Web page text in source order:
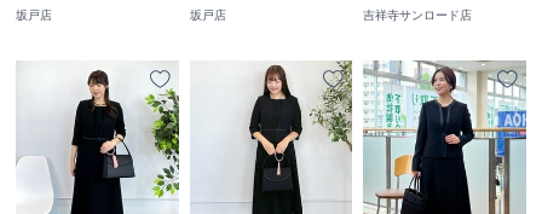
坂戸店
坂戸店
吉祥寺サンロード店